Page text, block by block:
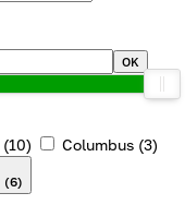
OK
(10) Columbus (3)
(6)